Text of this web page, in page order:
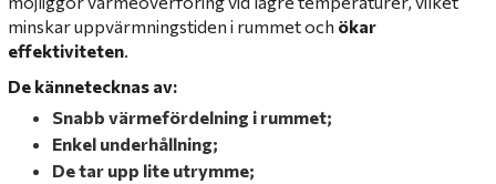
minskar uppvärmningstiden i rummet och ökar
effektiviteten.
De kännetecknas av:
Snabb värmefördelning i rummet;
Enkel underhållning;
De tar upp lite utrymme;